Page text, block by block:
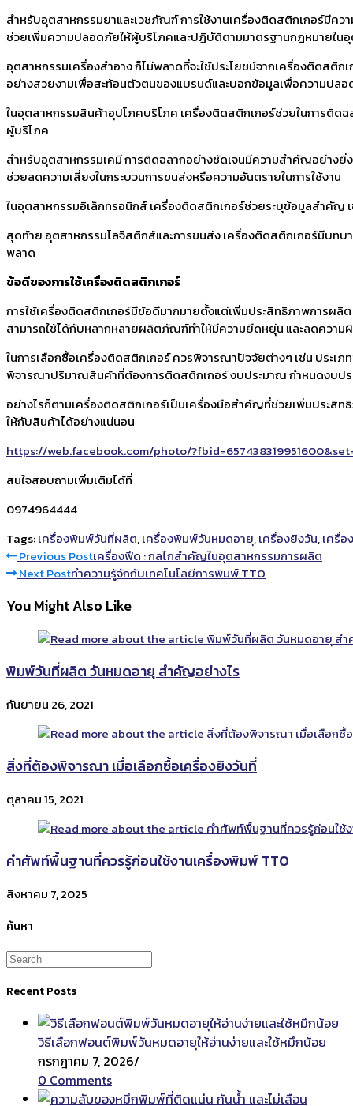
สำหรับอุตสาหกรรมยาและเวชภัณฑ์ การใช้งานเครื่องติดสติกเกอร์มีค
ช่วยเพิ่มความปลอดภัยให้ผู้บริโภคและปฏิบัติตามมาตรฐานกฎหมายใน
อุตสาหกรรมเครื่องสำอาง ก็ไม่พลาดที่จะใช้ประโยชน์จากเครื่องติดส
อย่างสวยงามเพื่อสะท้อนตัวตนของแบรนด์และบอกข้อมูลเพื่อความปลอ
ในอุตสาหกรรมสินค้าอุปโภคบริโภค เครื่องติดสติกเกอร์ช่วยในการติด
ผู้บริโภค
สำหรับอุตสาหกรรมเคมี การติดฉลากอย่างชัดเจนมีความสำคัญอย่าง
ช่วยลดความเสี่ยงในกระบวนการขนส่งหรือความอันตรายในการใช้งาน
ในอุตสาหกรรมอิเล็กทรอนิกส์ เครื่องติดสติกเกอร์ช่วยระบุข้อมูลสำคัญ
สุดท้าย อุตสาหกรรมโลจิสติกส์และการขนส่ง เครื่องติดสติกเกอร์มีบท
พลาด
ข้อดีของการใช้เครื่องติดสติกเกอร์
การใช้เครื่องติดสติกเกอร์มีข้อดีมากมายตั้งแต่เพิ่มประสิทธิภาพการผลิ
สามารถใช้ได้กับหลากหลายผลิตภัณฑ์ทำให้มีความยืดหยุ่น และลดควา
ในการเลือกซื้อเครื่องติดสติกเกอร์ ควรพิจารณาปัจจัยต่างๆ เช่น ปร
พิจารณาปริมาณสินค้าที่ต้องการติดสติกเกอร์ งบประมาณ กำหนดงบป
อย่างไรก็ตามเครื่องติดสติกเกอร์เป็นเครื่องมือสำคัญที่ช่วยเพิ่มประสิ
ให้กับสินค้าได้อย่างแน่นอน
https://web.facebook.com/photo/
สนใจสอบถามเพิ่มเติมได้ที่
0974964444
Tags:เครื่องพิมพ์วันที่ผลิต,เครื่องพิมพ์วันหมดอายุ,เครื่องยิงวัน,เครื่อ
Read
more
articles
Previous Postเครื่องฟีด : กลไกสำคัญในอุตสาหกรรมการผลิต
Next Postทำความรู้จักกับเทคโนโลยีการพิมพ์ TTO
You Might Also Like
พิมพ์วันที่ผลิต วันหมดอายุ สำคัญอย่างไร
กันยายน 26, 2021
สิ่งที่ต้องพิจารณา เมื่อเลือกซื้อเครื่องยิงวันที่
ตุลาคม 15, 2021
คำศัพท์พื้นฐานที่ควรรู้ก่อนใช้งานเครื่องพิมพ์ TTO
สิงหาคม 7, 2025
ค้นหา
Recent Posts
วิธีเลือกฟอนต์พิมพ์วันหมดอายุให้อ่านง่ายและใช้หมึกน้อย
กรกฎาคม 7, 2026/
0 Comments